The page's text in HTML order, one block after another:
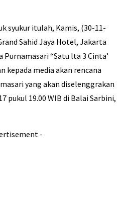
syukur itulah, Kamis, (30-11-
Sahid Jaya Hotel, Jakarta
“Satu lta 3 Cinta’
kepada media akan rencana
yang akan diselenggrakan
pukul 19.00 WIB di Balai Sarbini,
-